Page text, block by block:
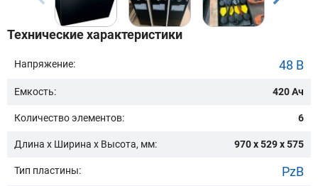
Сначала выберите бренд
Очистить подбор
Технические характеристики
Напряжение: 48 В
Емкость: 420 Ач
Количество элементов: 6
Длина х Ширина х Высота, мм: 970 x 529 x 575
Тип пластины: PzB